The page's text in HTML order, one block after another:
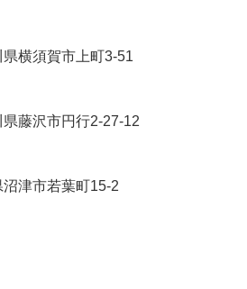
横須賀市上町3-51
藤沢市円行2-27-12
津市若葉町15-2